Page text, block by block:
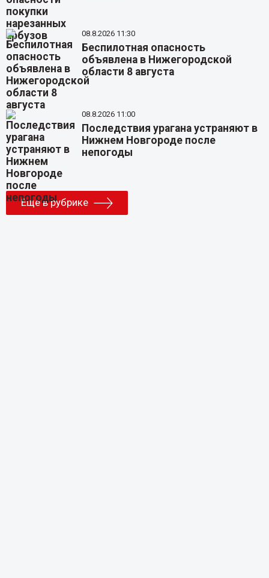
08.8.2026 11:30
Беспилотная опасность
объявлена в Нижегородской
области 8 августа
08.8.2026 11:00
Последствия урагана устраняют в
Нижнем Новгороде после
непогоды
Еще в рубрике